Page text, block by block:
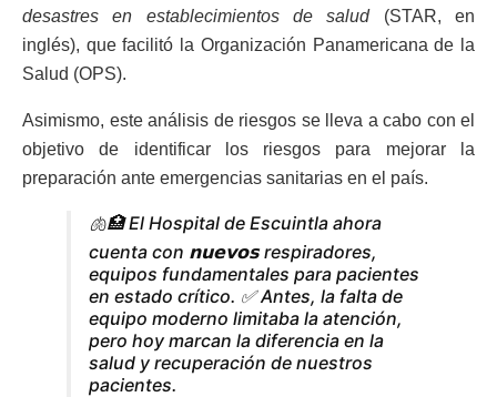
desastres en establecimientos de salud(STAR, en
inglés), que facilitó la Organización Panamericana de la
Salud (OPS).
Asimismo, este análisis de riesgos se lleva a cabo con el
objetivo de identificar los riesgos para mejorar la
preparación ante emergencias sanitarias en el país.
🫁🏥 El Hospital de Escuintla ahora
cuenta con 𝗻𝘂𝗲𝘃𝗼𝘀 respiradores,
equipos fundamentales para pacientes
en estado crítico. ✅ Antes, la falta de
equipo moderno limitaba la atención,
pero hoy marcan la diferencia en la
salud y recuperación de nuestros
pacientes.